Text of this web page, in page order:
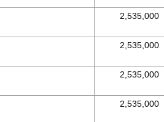
2,535,000
2,535,000
2,535,000
2,535,000